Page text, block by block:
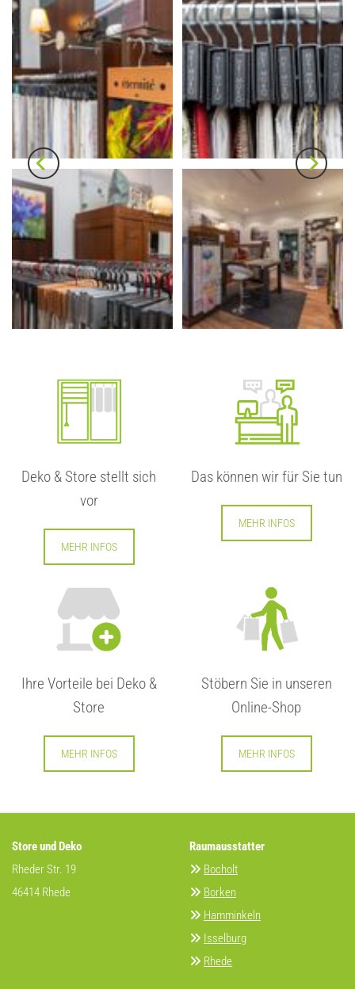
Deko & Store stellt sich
vor
MEHR INFOS
Das können wir für Sie tun
MEHR INFOS
Ihre Vorteile bei Deko &
Store
MEHR INFOS
Stöbern Sie in unseren
Online-Shop
MEHR INFOS
Store und Deko
Rheder Str. 19
46414 Rhede
Raumausstatter
 Bocholt
 Borken
 Hamminkeln
 Isselburg
 Rhede